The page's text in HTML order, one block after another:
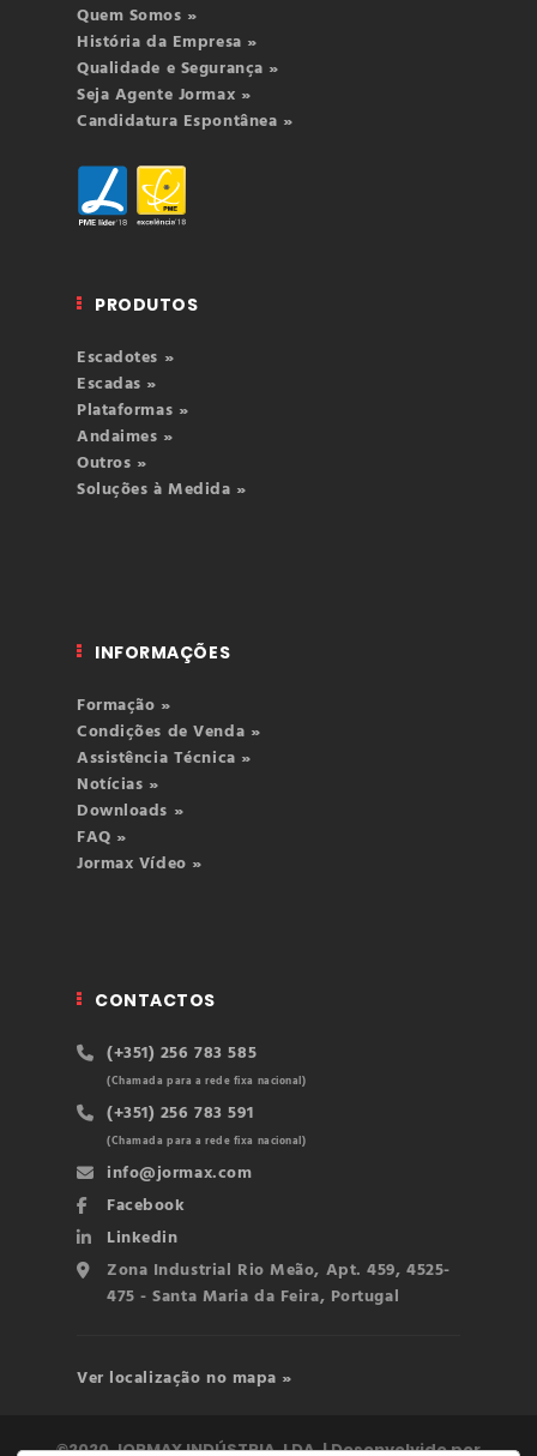
Quem Somos »
História da Empresa »
Qualidade e Segurança »
Seja Agente Jormax »
Candidatura Espontânea »
PRODUTOS
Escadotes »
Escadas »
Plataformas »
Andaimes »
Outros »
Soluções à Medida »
INFORMAÇÕES
Formação »
Condições de Venda »
Assistência Técnica »
Notícias »
Downloads »
FAQ »
Jormax Vídeo »
CONTACTOS
(+351) 256 783 585
(Chamada para a rede fixa nacional)
(+351) 256 783 591
(Chamada para a rede fixa nacional)
info@jormax.com
Facebook
Linkedin
Zona Industrial Rio Meão, Apt. 459, 4525-
475 - Santa Maria da Feira, Portugal
Ver localização no mapa »
©2020 JORMAX INDÚSTRIA, LDA. | Desenvolvido por